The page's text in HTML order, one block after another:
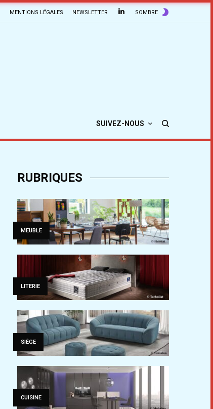
MENTIONS LÉGALES NEWSLETTER SOMBRE
SUIVEZ-NOUS
RUBRIQUES
MEUBLE
LITERIE
SIÈGE
CUISINE